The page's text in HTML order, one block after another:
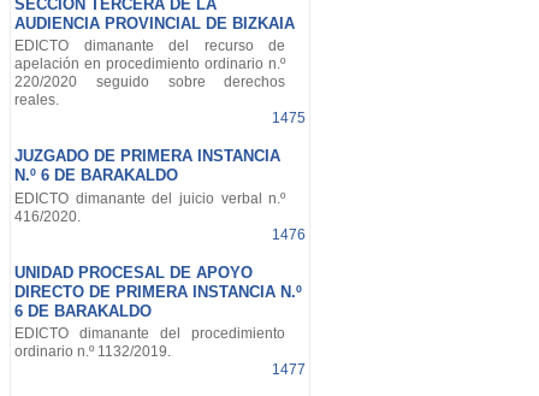
SECCIÓN TERCERA DE LA
AUDIENCIA PROVINCIAL DE BIZKAIA
EDICTO dimanante del recurso de
apelación en procedimiento ordinario n.º
220/2020 seguido sobre derechos
reales.
1475
JUZGADO DE PRIMERA INSTANCIA
N.º 6 DE BARAKALDO
EDICTO dimanante del juicio verbal n.º
416/2020.
1476
UNIDAD PROCESAL DE APOYO
DIRECTO DE PRIMERA INSTANCIA N.º
6 DE BARAKALDO
EDICTO dimanante del procedimiento
ordinario n.º 1132/2019.
1477